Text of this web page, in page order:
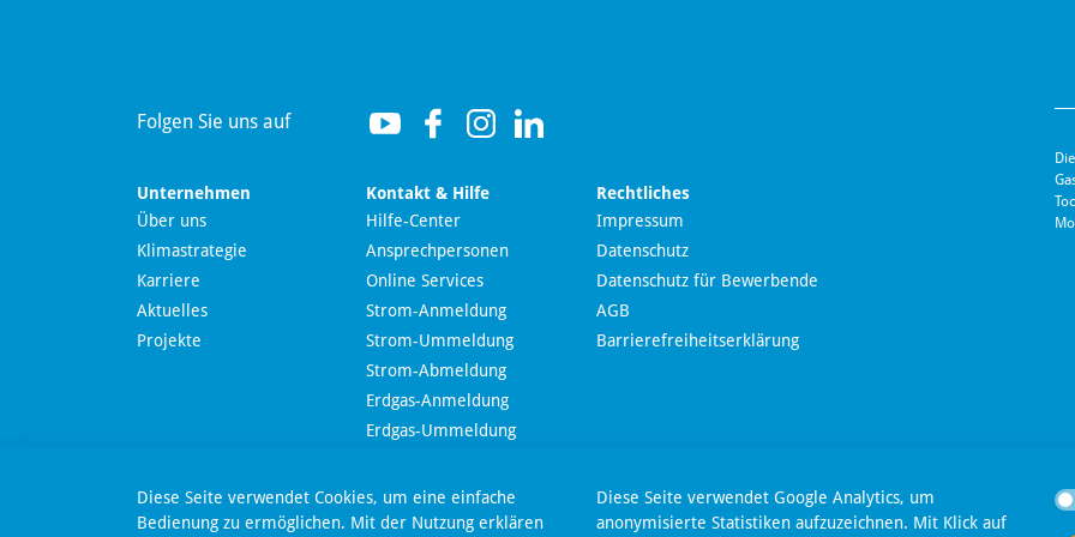
Folgen Sie uns auf
Unternehmen
Über uns
Klimastrategie
Karriere
Aktuelles
Projekte
Kontakt & Hilfe
Hilfe-Center
Ansprechpersonen
Online Services
Strom-Anmeldung
Strom-Ummeldung
Strom-Abmeldung
Erdgas-Anmeldung
Erdgas-Ummeldung
Online-Kündigung
Online-Widerruf
Rechtliches
Impressum
Datenschutz
Datenschutz für Bewerbende
AGB
Barrierefreiheitserklärung
Diese Seite verwendet Cookies, um eine einfache
Bedienung zu ermöglichen. Mit der Nutzung erklären
Diese Seite verwendet Google Analytics, um
anonymisierte Statistiken aufzuzeichnen. Mit Klick auf
Wir nutzen Langdock zur Bereitstellung eines KI-
Chatbots. Mit dem Laden des Chatbots erklären Sie
sich mit derDatenschutzerklärung von Langdock
einverstanden.
Nachricht senden
Dieser Chatbot basiert auf Künstlicher Intelligenz (KI). KI-
generierte Antworten können Fehler enthalten. Weitere